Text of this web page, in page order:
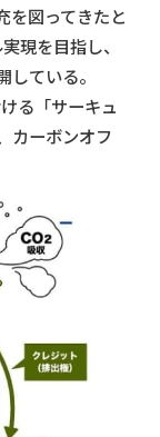
を図ってきたと
現を目指し、
ている。
る「サーキュ
カーボンオフ